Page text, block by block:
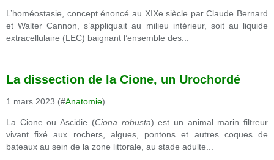
L’homéostasie, concept énoncé au XIXe siècle par Claude Bernard
et Walter Cannon, s’appliquait au milieu intérieur, soit au liquide
extracellulaire (LEC) baignant l’ensemble des...
La dissection de la Cione, un Urochordé
1 mars 2023 (#Anatomie)
La Cione ou Ascidie (Ciona robusta)est un animal marin filtreur
vivant fixé aux rochers, algues, pontons et autres coques de
bateaux au sein de la zone littorale, au stade adulte...